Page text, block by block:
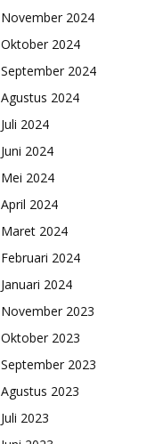
November 2024
Oktober 2024
September 2024
Agustus 2024
Juli 2024
Juni 2024
Mei 2024
April 2024
Maret 2024
Februari 2024
Januari 2024
November 2023
Oktober 2023
September 2023
Agustus 2023
Juli 2023